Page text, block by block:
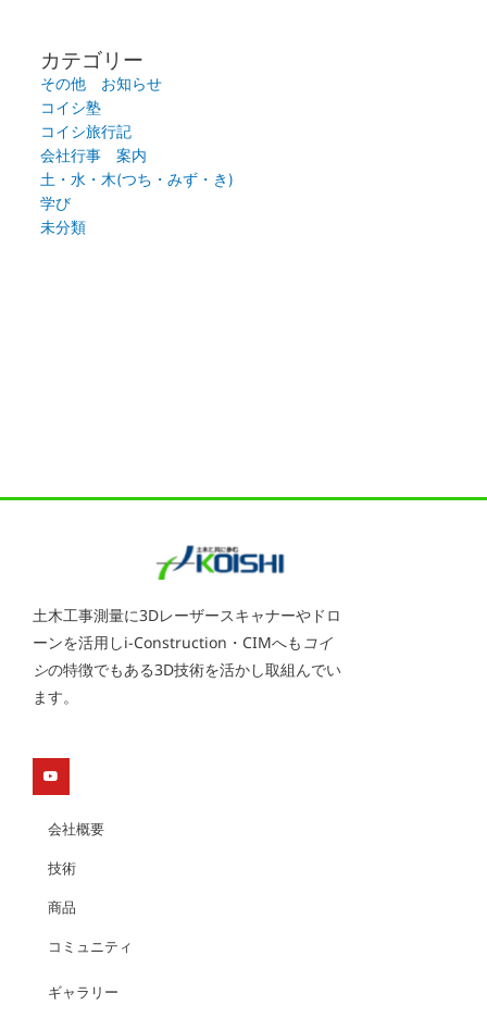
カテゴリー
その他 お知らせ
コイシ塾
コイシ旅行記
会社行事 案内
土・水・木(つち・みず・き)
学び
未分類
土木工事測量に3Dレーザースキャナーやドロ
ーンを活用しi-Construction・CIMへも コイ
シの特徴でもある3D技術を活かし取組んでい
ます。
Y
o
b
e
会社概要
技術
商品
コミュニティ
ギャラリー